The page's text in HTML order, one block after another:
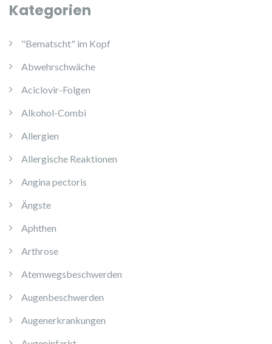
Kategorien
"Bematscht" im Kopf
Abwehrschwäche
Aciclovir-Folgen
Alkohol-Combi
Allergien
Allergische Reaktionen
Angina pectoris
Ängste
Aphthen
Arthrose
Atemwegsbeschwerden
Augenbeschwerden
Augenerkrankungen